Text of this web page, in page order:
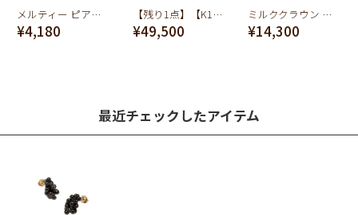
メルティー ピアスチャーム (ブラウン)
¥4,180
【残り1点】【K10】シュガートング ピアス
¥49,500
ミルククラウン リング (コーヒーミルク)
¥14,300
最近チェックしたアイテム